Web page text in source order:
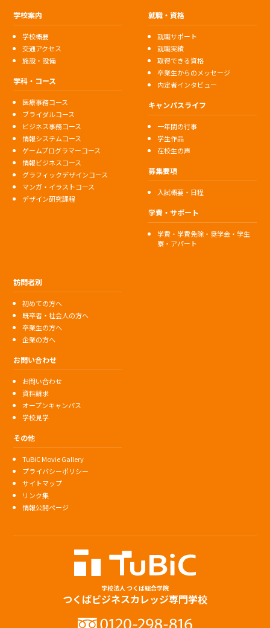
学校案内
学校概要
交通アクセス
施設・設備
学科・コース
医療事務コース
ブライダルコース
ビジネス事務コース
情報システムコース
ゲームプログラマーコース
情報ビジネスコース
グラフィックデザインコース
マンガ・イラストコース
デザイン研究課程
就職・資格
就職サポート
就職実績
取得できる資格
卒業生からのメッセージ
内定者インタビュー
キャンパスライフ
一年間の行事
学生作品
在校生の声
募集要項
入試概要・日程
学費・サポート
学費・学費免除・奨学金・学生
寮・アパート
訪問者別
初めての方へ
既卒者・社会人の方へ
卒業生の方へ
企業の方へ
お問い合わせ
お問い合わせ
資料請求
オープンキャンパス
学校見学
その他
TuBiC Movie Gallery
プライバシーポリシー
サイトマップ
リンク集
情報公開ページ
学校法人 つくば総合学院
つくばビジネスカレッジ専門学校